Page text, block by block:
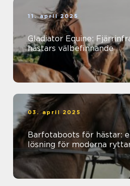
11. april 2025
Gladiator Equine:
hästars välbefinnande
03. april 2025
Barfotaboots för hästar:
lösning för moderna